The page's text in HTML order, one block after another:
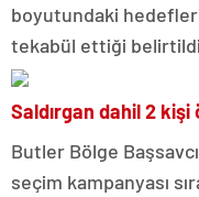
boyutundaki
tekabül ettiği belirtildi.
Saldırgan dahil 2 kişi
Butler Bölge
seçim kampanyası